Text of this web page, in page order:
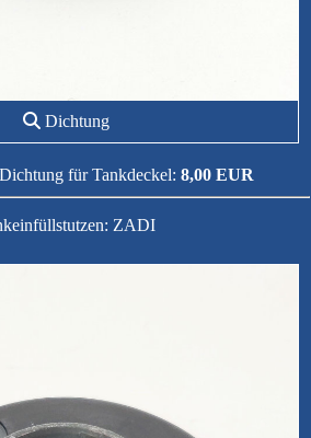
Dichtung
für Tankdeckel: 8,00 EUR
ZADI